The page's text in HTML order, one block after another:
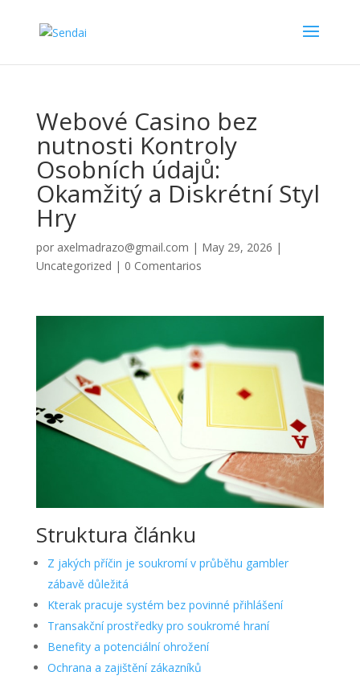
Webové Casino bez
nutnosti Kontroly
Osobních údajů:
Okamžitý a Diskrétní Styl
Hry
por axelmadrazo@gmail.com | May 29, 2026 |
Uncategorized | 0 Comentarios
Struktura článku
Z jakých příčin je soukromí v průběhu gambler
zábavě důležitá
Kterak pracuje systém bez povinné přihlášení
Transakční prostředky pro soukromé hraní
Benefity a potenciální ohrožení
Ochrana a zajištění zákazníků